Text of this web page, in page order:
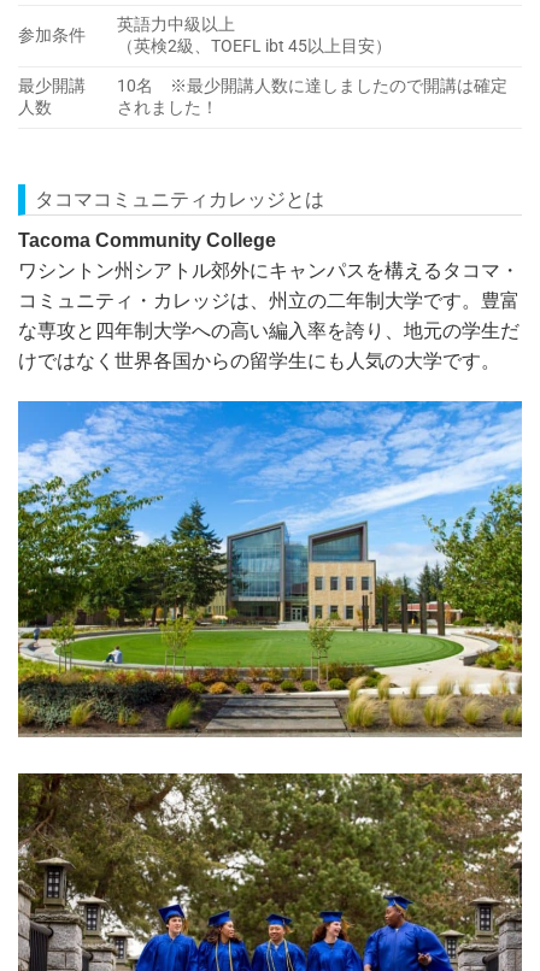
参加条件
英語力中級以上
（英検2級、TOEFL ibt 45以上目安）
最少開講
人数
10名 ※最少開講人数に達しましたので開講は確定
されました！
タコマコミュニティカレッジとは
Tacoma Community College
ワシントン州シアトル郊外にキャンパスを構えるタコマ・
コミュニティ・カレッジは、州立の二年制大学です。豊富
な専攻と四年制大学への高い編入率を誇り、地元の学生だ
けではなく世界各国からの留学生にも人気の大学です。